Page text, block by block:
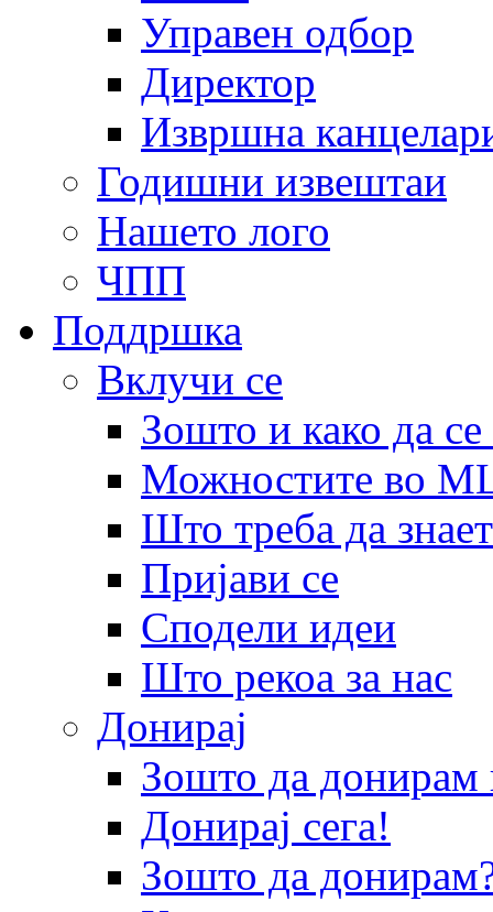
Управен одбор
Директор
Извршна
Годишни извештаи
Нашето лого
ЧПП
Поддршка
Вклучи се
Зошто и како да
Можностите во
Што треба да
Пријави се
Сподели идеи
Што рекоа за нас
Донирај
Зошто да
Донирај сега!
Зошто да